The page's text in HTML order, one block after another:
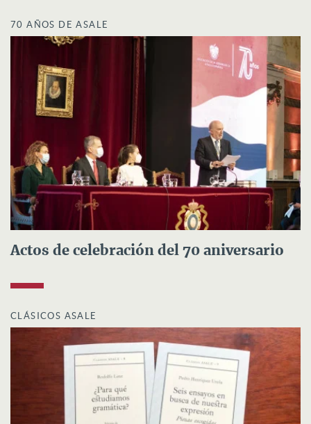
70 AÑOS DE ASALE
Actos de celebración del 70 aniversario
CLÁSICOS ASALE